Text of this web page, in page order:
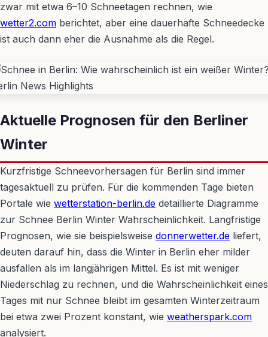
zwar mit etwa 6–10 Schneetagen rechnen, wie
wetter2.com berichtet, aber eine dauerhafte Schneedecke
ist auch dann eher die Ausnahme als die Regel.
Aktuelle Prognosen für den Berliner
Winter
Kurzfristige Schneevorhersagen für Berlin sind immer
tagesaktuell zu prüfen. Für die kommenden Tage bieten
Portale wie wetterstation-berlin.de detaillierte Diagramme
zur Schnee Berlin Winter Wahrscheinlichkeit. Langfristige
Prognosen, wie sie beispielsweise donnerwetter.de liefert,
deuten darauf hin, dass die Winter in Berlin eher milder
ausfallen als im langjährigen Mittel. Es ist mit weniger
Niederschlag zu rechnen, und die Wahrscheinlichkeit eines
Tages mit nur Schnee bleibt im gesamten Winterzeitraum
bei etwa zwei Prozent konstant, wie weatherspark.com
analysiert.